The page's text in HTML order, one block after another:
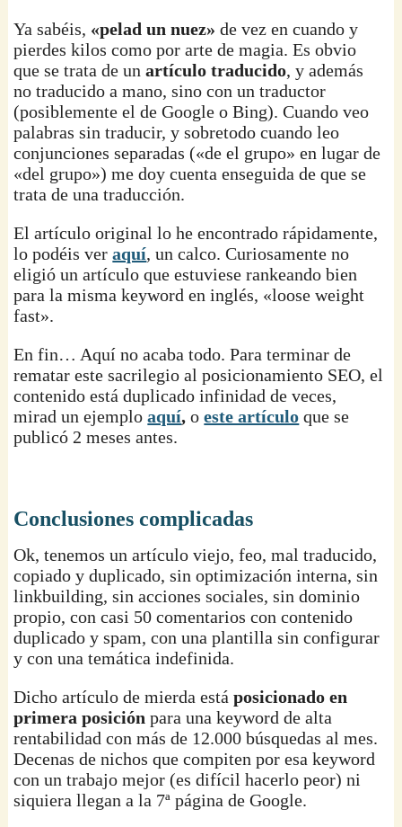
Ya sabéis, «pelad un nuez» de vez en cuando y
pierdes kilos como por arte de magia. Es obvio
que se trata de unartículo traducido, y además
no traducido a mano, sino con un traductor
(posiblemente el de Google o Bing). Cuando veo
palabras sin traducir, y sobretodo cuando leo
conjunciones separadas («de el grupo» en lugar de
«del grupo») me doy cuenta enseguida de que se
trata de una traducción.
El artículo original lo he encontrado rápidamente,
lo podéis veraquí, un calco. Curiosamente no
eligió un artículo que estuviese rankeando bien
para la misma keyword en inglés, «loose weight
fast».
En fin… Aquí no acaba todo. Para terminar de
rematar este sacrilegio al posicionamiento SEO, el
contenido está duplicado infinidad de veces,
mirad un ejemploaquí,o este artículo que se
publicó 2 meses antes.
Conclusiones complicadas
Ok, tenemos un artículo viejo, feo, mal traducido,
copiado y duplicado, sin optimización interna, sin
linkbuilding, sin acciones sociales, sin dominio
propio, con casi 50 comentarios con contenido
duplicado y spam, con una plantilla sin configurar
y con una temática indefinida.
Dicho artículo de mierda estáposicionado en
primera posición para una keyword de alta
rentabilidad con más de 12.000 búsquedas al mes.
Decenas de nichos que compiten por esa keyword
con un trabajo mejor (es difícil hacerlo peor) ni
siquiera llegan a la 7ª página de Google.